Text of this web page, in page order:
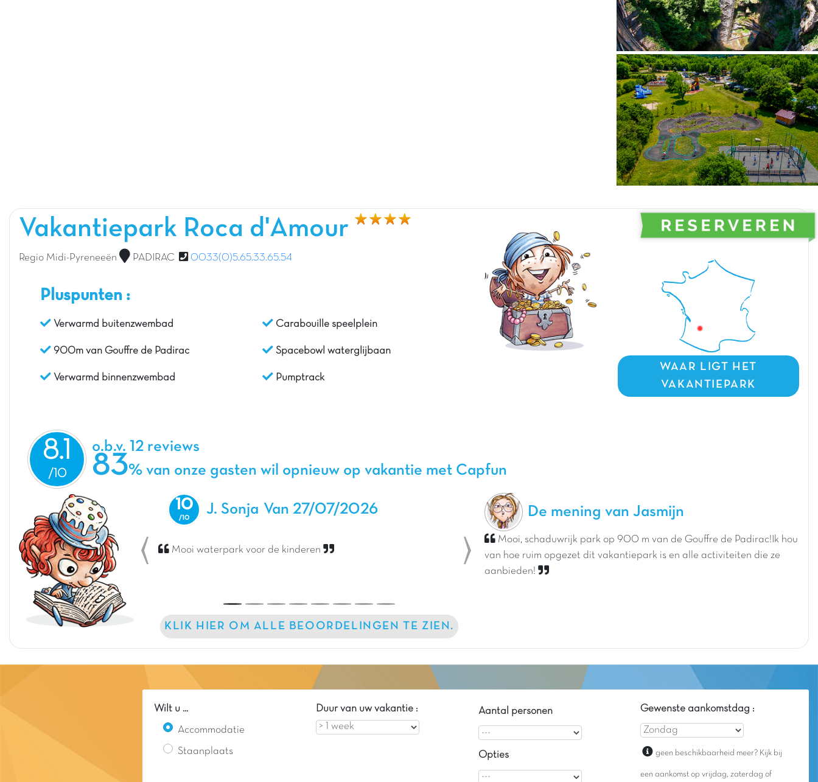
Vakantiepark Roca d'Amour
Regio Midi-Pyreneeën PADIRAC 0033(0)5.65.33.65.54
Pluspunten :
Verwarmd buitenzwembad
900m van Gouffre de Padirac
Verwarmd binnenzwembad
Carabouille speelplein
Spacebowl waterglijbaan
Pumptrack
WAAR LIGT HET
VAKANTIEPARK
8.1 o.b.v. 12 reviews
83% van onze gasten wil opnieuw op vakantie met Capfun
10 J. Sonja Van 27/07/2026
Mooi waterpark voor de kinderen
Previous Next
KLIK HIER OM ALLE BEOORDELINGEN TE ZIEN.
De mening van Jasmijn
Mooi, schaduwrijk park op 900 m van de Gouffre de Padirac!Ik hou
van hoe ruim opgezet dit vakantiepark is en alle activiteiten die ze
aanbieden!
Wilt u ...
Accommodatie
Staanplaats
Duur van uw vakantie : Aantal personen
Opties
Gewenste aankomstdag :
geen beschikbaarheid meer? Kijk bij
een aankomst op vrijdag, zaterdag of